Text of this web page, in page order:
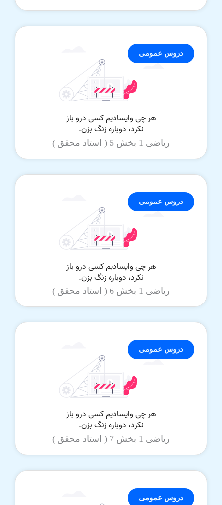
ریاضی 1 بخش 5 ( استاد محقق )
دروس عمومی
ریاضی 1 بخش 6 ( استاد محقق )
دروس عمومی
ریاضی 1 بخش 7 ( استاد محقق )
دروس عمومی
دروس عمومی